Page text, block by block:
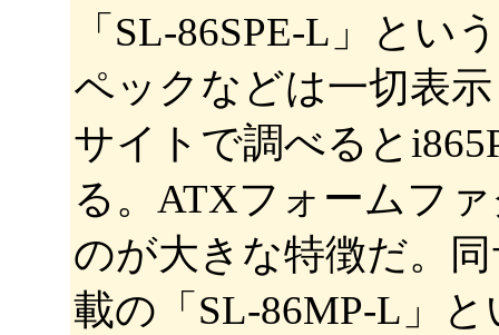
「SL-86SPE-L」と
ペックなどは一切表
サイトで調べると
る。ATXフォームフ
のが大きな特徴だ。
載の「SL-86MP-L」